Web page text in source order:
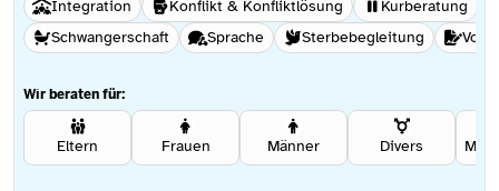
Integration
Konflikt & Konfliktlösung
Kurberatung
Schwangerschaft
Sprache Sterbebegleitung
Wir beraten für:
Eltern Frauen Männer Divers